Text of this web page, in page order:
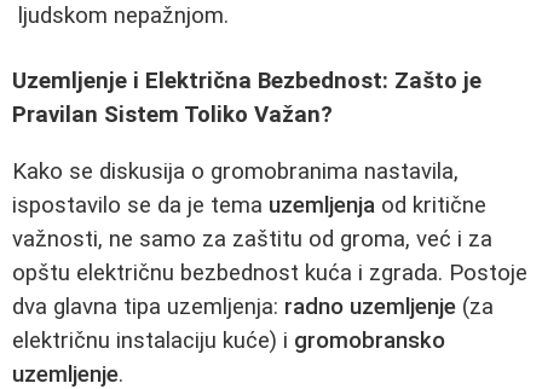
ljudskom nepažnjom.
Uzemljenje i Električna Bezbednost: Zašto je
Pravilan Sistem Toliko Važan?
Kako se diskusija o gromobranima nastavila,
ispostavilo se da je tema uzemljenja od kritične
važnosti, ne samo za zaštitu od groma, već i za
opštu električnu bezbednost kuća i zgrada. Postoje
dva glavna tipa uzemljenja: radno uzemljenje (za
električnu instalaciju kuće) i gromobransko
uzemljenje.